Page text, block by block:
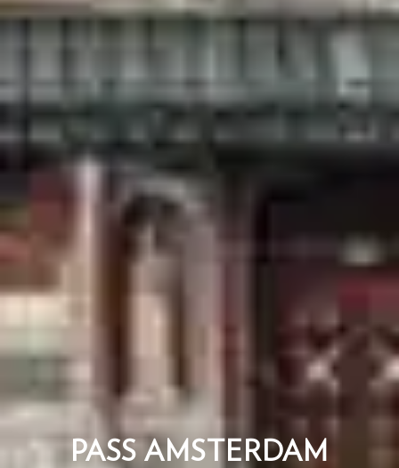
PASS AMSTERDAM